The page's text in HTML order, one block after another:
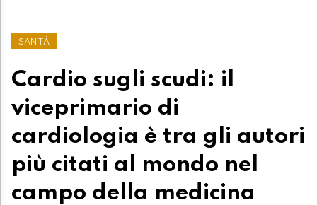
SANITÀ
Cardio sugli scudi: il
viceprimario di
cardiologia è tra gli autori
più citati al mondo nel
campo della medicina